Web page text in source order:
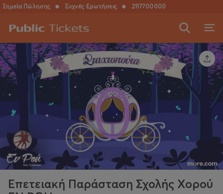
Σημεία Πώλησης ● Συχνές Ερωτήσεις ● 2117700000
Επετειακή Παράσταση Σχολής Χορού